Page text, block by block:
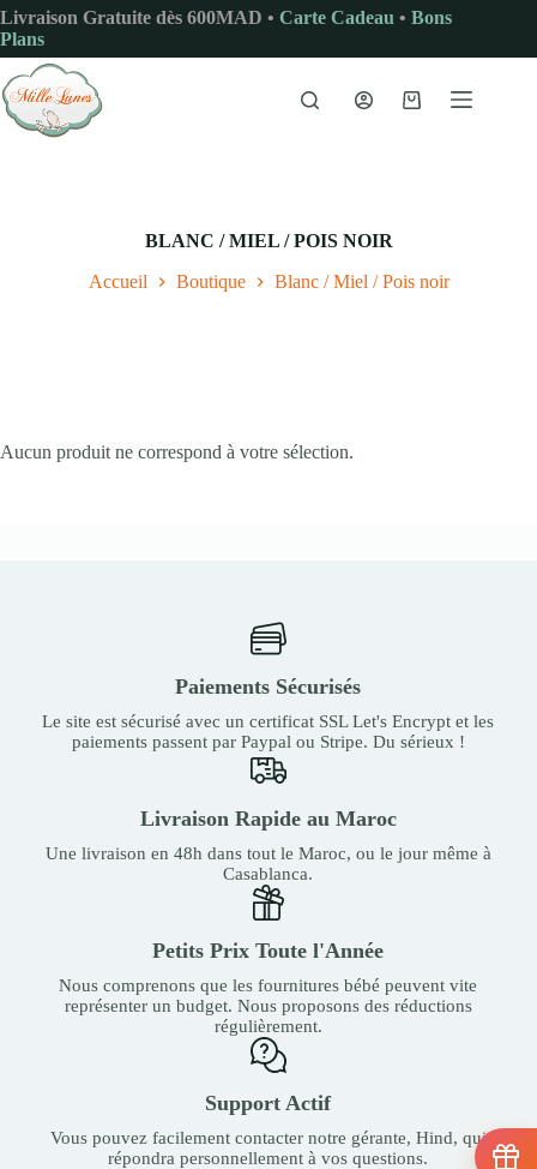
Passer
au
contenu
Livraison Gratuite dès 600MAD • Carte Cadeau • Bons
Plans
Panier
BLANC / MIEL / POIS NOIR
Accueil Boutique Blanc / Miel / Pois noir
Aucun produit ne correspond à votre sélection.
Paiements Sécurisés
Le site est sécurisé avec un certificat SSL Let's Encrypt et les
paiements passent par Paypal ou Stripe. Du sérieux !
Livraison Rapide au Maroc
Une livraison en 48h dans tout le Maroc, ou le jour même à
Casablanca.
Petits Prix Toute l'Année
Nous comprenons que les fournitures bébé peuvent vite
représenter un budget. Nous proposons des réductions
régulièrement.
Support Actif
Vous pouvez facilement contacter notre gérante, Hind, qui
répondra personnellement à vos questions.